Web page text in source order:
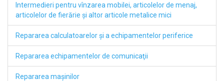
Intermedieri pentru vînzarea mobilei, articolelor de menaj,
articolelor de fierărie şi altor articole metalice mici
Repararea calculatoarelor şi a echipamentelor periferice
Repararea echipamentelor de comunicaţii
Repararea maşinilor